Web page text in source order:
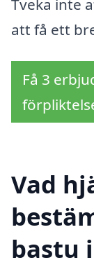
Tveka inte
att få ett
Få 3
Vad
bastu